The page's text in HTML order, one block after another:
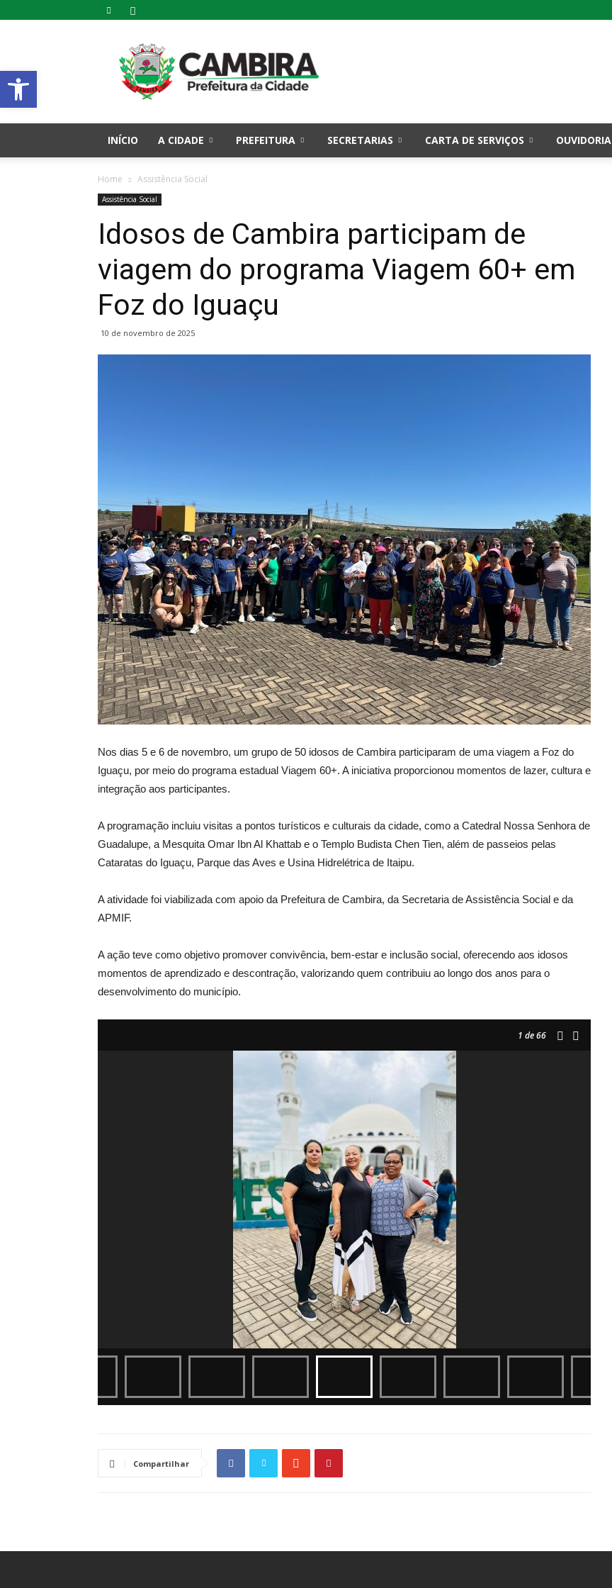
Abrir a barra de ferramentas
Prefeitura
Municipal
de
Cambira
PR
INÍCIO
A CIDADE PREFEITURA SECRETARIAS CARTA DE SERVIÇOS OUVIDORIA
Home Assistência Social
Assistência Social
Idosos de Cambira participam de
viagem do programa Viagem 60+ em
Foz do Iguaçu
10 de novembro de 2025
Nos dias 5 e 6 de novembro, um grupo de 50 idosos de Cambira participaram de uma viagem a Foz do
Iguaçu, por meio do programa estadual Viagem 60+. A iniciativa proporcionou momentos de lazer, cultura e
integração aos participantes.
A programação incluiu visitas a pontos turísticos e culturais da cidade, como a Catedral Nossa Senhora de
Guadalupe, a Mesquita Omar Ibn Al Khattab e o Templo Budista Chen Tien, além de passeios pelas
Cataratas do Iguaçu, Parque das Aves e Usina Hidrelétrica de Itaipu.
A atividade foi viabilizada com apoio da Prefeitura de Cambira, da Secretaria de Assistência Social e da
APMIF.
A ação teve como objetivo promover convivência, bem-estar e inclusão social, oferecendo aos idosos
momentos de aprendizado e descontração, valorizando quem contribuiu ao longo dos anos para o
desenvolvimento do município.
1 de 66
Compartilhar